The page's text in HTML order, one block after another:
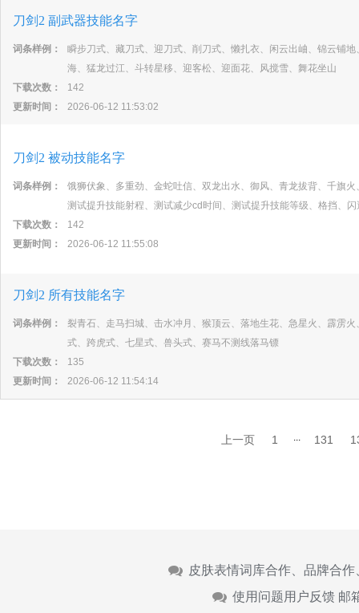
刀剑2 副武器技能名字
词条样例：
瞬步刀式、藏刀式、迎刀式、削刀式、懒扎衣、闲云出岫、锦云铺
海、猛龙过江、斗转星移、迎客松、迎面花、风搅雪、舞花坐山
下载次数：
142
更新时间：
2026-06-12 11:53:02
刀剑2 被动技能名字
词条样例：
饿狮伏象、多重劲、金蛇吐信、双龙出水、御风、青龙拔背、千旗
测试提升技能射程、测试减少cd时间、测试提升技能等级、格挡、闪
下载次数：
142
更新时间：
2026-06-12 11:55:08
刀剑2 所有技能名字
词条样例：
裂青石、走马扫城、击水冲月、猴顶云、落地生花、急星火、霹雳
式、跨虎式、七星式、兽头式、赛马不测线落马镖
下载次数：
135
更新时间：
2026-06-12 11:54:14
上一页 1 ... 131
皮肤表情词库合作、品牌合
使用问题用户反馈 邮